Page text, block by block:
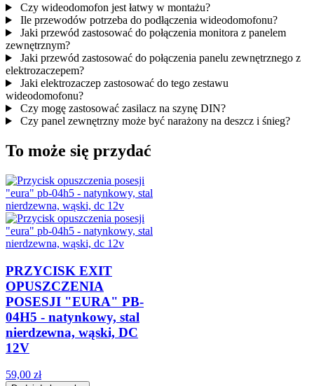
Czy wideodomofon jest łatwy w montażu?
Ile przewodów potrzeba do podłączenia wideodomofonu?
Jaki przewód zastosować do połączenia monitora z panelem
zewnętrznym?
Jaki przewód zastosować do połączenia panelu zewnętrznego z
elektrozaczepem?
Jaki elektrozaczep zastosować do tego zestawu
wideodomofonu?
Czy mogę zastosować zasilacz na szynę DIN?
Czy panel zewnętrzny może być narażony na deszcz i śnieg?
To może się przydać
PRZYCISK EXIT
OPUSZCZENIA
POSESJI "EURA" PB-
04H5 - natynkowy, stal
nierdzewna, wąski, DC
12V
59,00 zł